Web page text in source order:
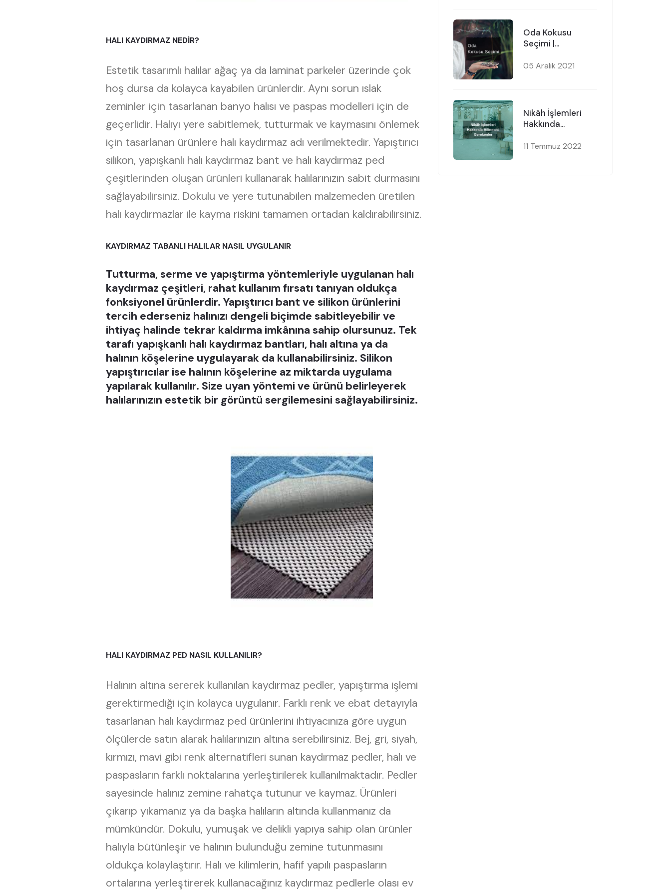
HALI KAYDIRMAZ NEDİR?
Estetik tasarımlı halılar ağaç ya da laminat parkeler üzerinde çok
hoş dursa da kolayca kayabilen ürünlerdir. Aynı sorun ıslak
zeminler için tasarlanan banyo halısı ve paspas modelleri için de
geçerlidir. Halıyı yere sabitlemek, tutturmak ve kaymasını önlemek
için tasarlanan ürünlere halı kaydırmaz adı verilmektedir. Yapıştırıcı
silikon, yapışkanlı halı kaydırmaz bant ve halı kaydırmaz ped
çeşitlerinden oluşan ürünleri kullanarak halılarınızın sabit durmasını
sağlayabilirsiniz. Dokulu ve yere tutunabilen malzemeden üretilen
halı kaydırmazlar ile kayma riskini tamamen ortadan kaldırabilirsiniz.
KAYDIRMAZ TABANLI HALILAR NASIL UYGULANIR
Tutturma, serme ve yapıştırma yöntemleriyle uygulanan halı
kaydırmaz çeşitleri, rahat kullanım fırsatı tanıyan oldukça
fonksiyonel ürünlerdir. Yapıştırıcı bant ve silikon ürünlerini
tercih ederseniz halınızı dengeli biçimde sabitleyebilir ve
ihtiyaç halinde tekrar kaldırma imkânına sahip olursunuz. Tek
tarafı yapışkanlı halı kaydırmaz bantları, halı altına ya da
halının köşelerine uygulayarak da kullanabilirsiniz. Silikon
yapıştırıcılar ise halının köşelerine az miktarda uygulama
yapılarak kullanılır. Size uyan yöntemi ve ürünü belirleyerek
halılarınızın estetik bir görüntü sergilemesini sağlayabilirsiniz.
HALI KAYDIRMAZ PED NASIL KULLANILIR?
Halının altına sererek kullanılan kaydırmaz pedler, yapıştırma işlemi
gerektirmediği için kolayca uygulanır. Farklı renk ve ebat detayıyla
tasarlanan halı kaydırmaz ped ürünlerini ihtiyacınıza göre uygun
ölçülerde satın alarak halılarınızın altına serebilirsiniz. Bej, gri, siyah,
kırmızı, mavi gibi renk alternatifleri sunan kaydırmaz pedler, halı ve
paspasların farklı noktalarına yerleştirilerek kullanılmaktadır. Pedler
sayesinde halınız zemine rahatça tutunur ve kaymaz. Ürünleri
çıkarıp yıkamanız ya da başka halıların altında kullanmanız da
mümkündür. Dokulu, yumuşak ve delikli yapıya sahip olan ürünler
halıyla bütünleşir ve halının bulunduğu zemine tutunmasını
oldukça kolaylaştırır. Halı ve kilimlerin, hafif yapılı paspasların
ortalarına yerleştirerek kullanacağınız kaydırmaz pedlerle olası ev
Oda Kokusu
Seçimi |
05 Aralık 2021
Nikâh İşlemleri
Hakkında
Gerekenler
11 Temmuz 2022